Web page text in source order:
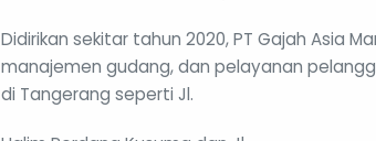
Didirikan sekitar tahun 2020, PT Gajah Asia
manajemen gudang, dan pelayanan
di Tangerang seperti Jl.